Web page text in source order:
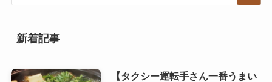
新着記事
【タクシー運転手さん一番うまい